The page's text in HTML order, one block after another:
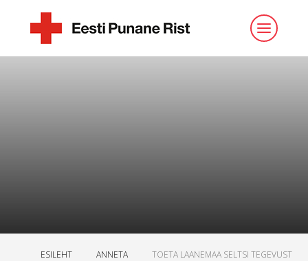
ESILEHT ANNETA TOETA LAANEMAA SELTSI TEGEVUST